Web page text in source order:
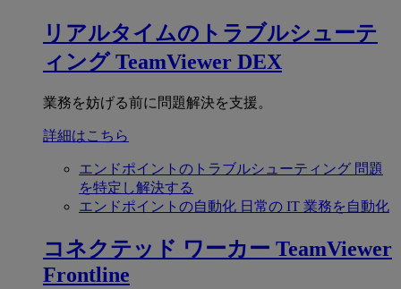
リアルタイムのトラブルシューテ
ィング TeamViewer DEX
業務を妨げる前に問題解決を支援。
詳細はこちら
エンドポイントのトラブルシューティング 問題
を特定し解決する
エンドポイントの自動化 日常の IT 業務を自動化
コネクテッド ワーカー TeamViewer
Frontline